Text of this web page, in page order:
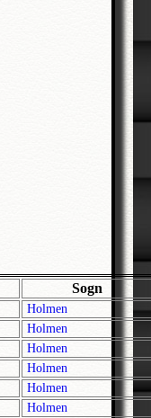
Sogn
Holmen
Holmen
Holmen
Holmen
Holmen
Holmen